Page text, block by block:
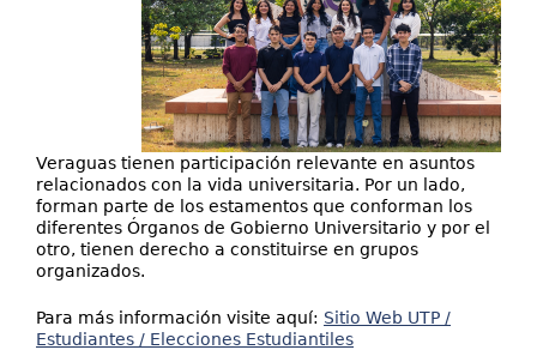
Veraguas tienen participación relevante en asuntos
relacionados con la vida universitaria. Por un lado,
forman parte de los estamentos que conforman los
diferentes Órganos de Gobierno Universitario y por el
otro, tienen derecho a constituirse en grupos
organizados.
Para más información visite aquí: Sitio Web UTP /
Estudiantes / Elecciones Estudiantiles